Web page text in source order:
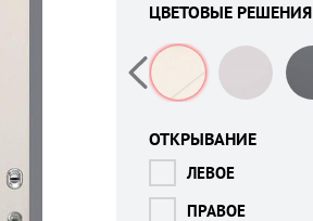
ЦВЕТОВЫЕ РЕШЕНИЯ
ОТКРЫВАНИЕ
ЛЕВОЕ
ПРАВОЕ